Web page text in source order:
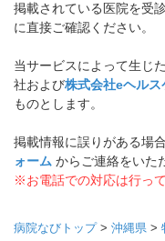
掲載されている医院を受
に直接ご確認ください。
当サービスによって生じ
社および株式会社eヘルス
ものとします。
掲載情報に誤りがある場
ォーム からご連絡をいた
※お電話での対応は行っ
病院なびトップ> 沖縄県 >